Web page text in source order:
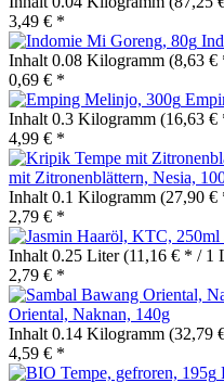
3,49 € *
Inhalt 0.08 Kilogramm (8,63 €
0,69 € *
Inhalt 0.3 Kilogramm (16,63 €
4,99 € *
mit Zitronenblättern, Nesia,
Inhalt 0.1 Kilogramm (27,90 €
2,79 € *
Inhalt 0.25 Liter(11,16 € * / 1
2,79 € *
Oriental, Naknan, 140g
Inhalt 0.14 Kilogramm (32,79
4,59 € *